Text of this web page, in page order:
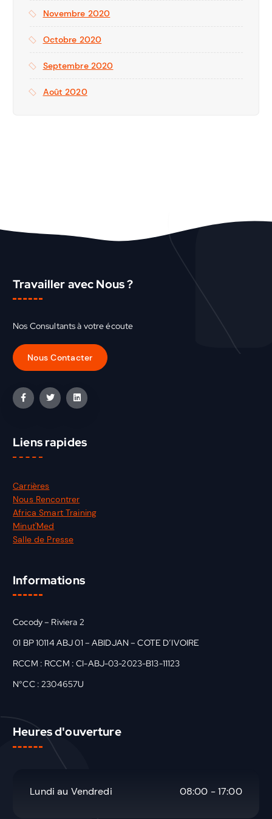
Novembre 2020
Octobre 2020
Septembre 2020
Août 2020
Travailler avec Nous ?
Nos Consultants à votre écoute
Liens rapides
Carrières
Nous Rencontrer
Africa Smart Training
Minut'Med
Salle de Presse
Informations
Cocody – Riviera 2
01 BP 10114 ABJ 01 – ABIDJAN – COTE D’IVOIRE
RCCM : RCCM : CI-ABJ-03-2023-B13-11123
N°CC : 2304657U
Heures d'ouverture
Lundi au Vendredi 08:00 - 17:00